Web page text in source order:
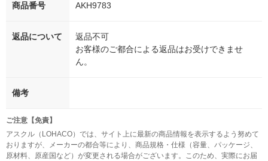
商品番号 AKH9783
返品について
返品不可
お客様のご都合による返品はお受けできませ
ん。
備考
ご注意【免責】
アスクル（LOHACO）では、サイト上に最新の商品情報を表示するよう努めて
おりますが、メーカーの都合等により、商品規格・仕様（容量、パッケージ、
原材料、原産国など）が変更される場合がございます。このため、実際にお届